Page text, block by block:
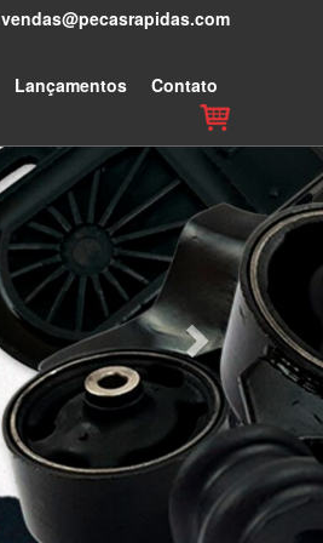
vendas@pecasrapidas.com
Lançamentos Contato